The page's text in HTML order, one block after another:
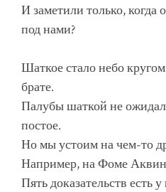
И заметили только, когда
под нами?
Шаткое стало небо
брате.
Палубы шаткой не
постое.
Но мы устоим на чем-то
Например, на Фоме
Пять доказательств